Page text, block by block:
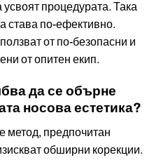
процедурата. Така
става по-ефективно.
от по-безопасни и
от опитен екип.
да се обърне
носова естетика?
метод, предпочитан
обширни корекции.